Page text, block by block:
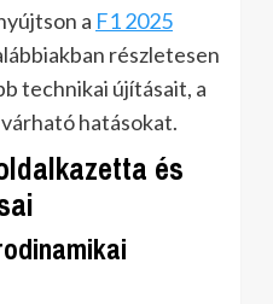
a F1 2025
részletesen
technikai újításait, a
hatásokat.
és